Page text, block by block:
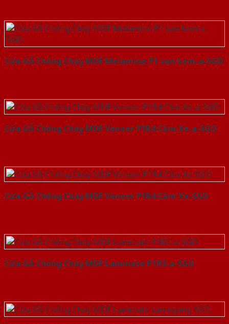
Cửa Gỗ Chống Cháy MDF Melamine P1 van kem-a-SGD
Cửa Gỗ Chống Cháy MDF Veneer P1R4 Căm Xe-a-SGD
Cửa Gỗ Chống Cháy MDF Veneer P1R4 Căm Xe-SGD
Cửa Gỗ Chống Cháy MDF Laminate P1R2-a-SGD